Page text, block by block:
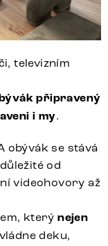
televizním
připravený
i my.
obývák se stává
od
videohovory až
kterýnejen
deku,